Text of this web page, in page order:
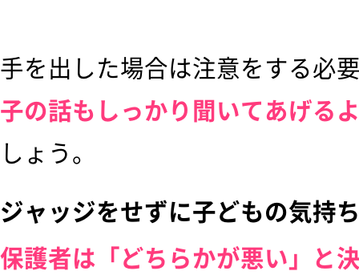
手を出した場合は注意をする必
子の話もしっかり聞いてあげる
しょう。
ジャッジをせずに子どもの気持
保護者は「どちらかが悪い」と